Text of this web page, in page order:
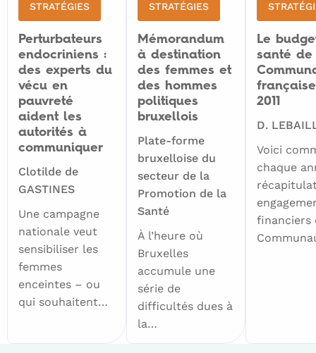
STRATÉGIES
Perturbateurs
endocriniens :
des experts du
vécu en
pauvreté
aident les
autorités à
communiquer
Clotilde de
GASTINES
Une campagne
nationale veut
sensibiliser les
femmes
enceintes – ou
qui souhaitent…
STRATÉGIES
Mémorandum
à destination
des femmes et
des hommes
politiques
bruxellois
Plate-forme
bruxelloise du
secteur de la
Promotion de la
Santé
À l’heure où
Bruxelles
accumule une
série de
difficultés dues à
la…
Le
santé
2011
D.
Voici
chaque
financiers